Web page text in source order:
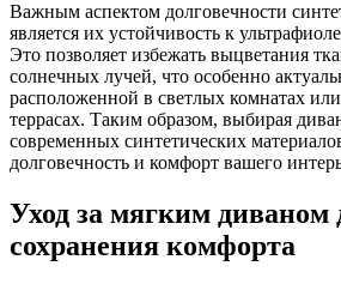
Важным аспектом долговечности
является их устойчивость к
Это позволяет избежать выцветания
солнечных лучей, что особенно
расположенной в светлых комнатах
террасах. Таким образом, выбирая
современных синтетических
долговечность и комфорт вашего
Уход за мягким диваном
сохранения комфорта